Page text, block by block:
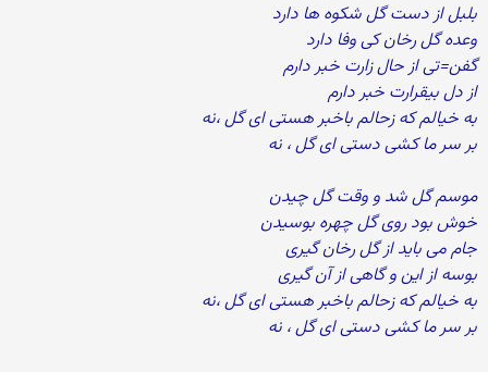
بلبل از دست گل شکوه ها دارد
وعده گل رخان کی وفا دارد
گفن=تی از حال زارت خبر دارم
از دل بیقرارت خبر دارم
به خیالم که زحالم باخبر هستی ای گل ،نه
بر سر ما کشی دستی ای گل ، نه
موسم گل شد و وقت گل چیدن
خوش بود روی گل چهره بوسیدن
جام می باید از گل رخان گیری
بوسه از این و گاهی از آن گیری
به خیالم که زحالم باخبر هستی ای گل ،نه
بر سر ما کشی دستی ای گل ، نه